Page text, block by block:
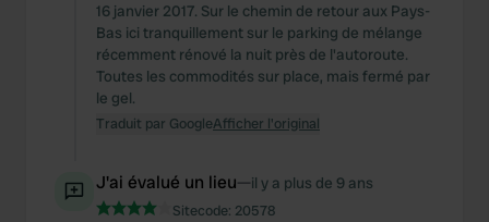
16 janvier 2017. Sur le chemin de retour aux Pays-
Bas ici tranquillement sur le parking de mélange
récemment rénové la nuit près de l'autoroute.
Toutes les commodités sur place, mais fermé par
le gel.
Traduit par GoogleAfficher l'original
J'ai évalué un lieu—il y a plus de 9 ans
Sitecode: 20578